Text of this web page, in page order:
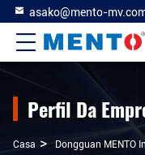
asako@mento-
Perfil Da
Casa > Dongguan MENTO